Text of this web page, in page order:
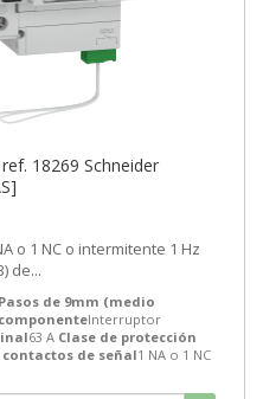
18269 Schneider
de...
Pasos de 9mm (medio
Interruptor
63 A Clase de protección
de señal1 NA o 1 NC